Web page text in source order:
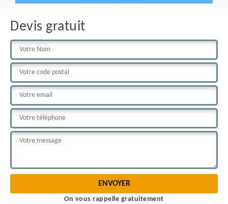
Devis gratuit
On vous rappelle gratuitement